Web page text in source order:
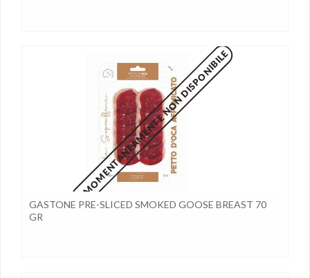
MOMENTANEAMENTE NON DISPONIBILE
GASTONE PRE-SLICED SMOKED GOOSE BREAST 70
GR